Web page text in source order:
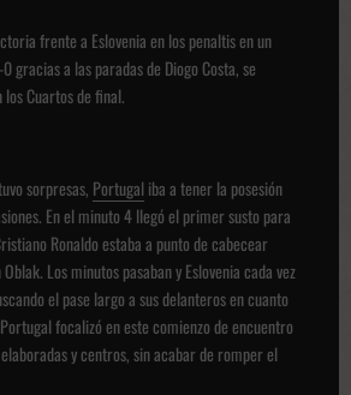
frente a Eslovenia en los penaltis en un
gracias a las paradas de Diogo Costa, se
Cuartos de final.
sorpresas, Portugaliba a tener la posesión
En el minuto 4 llegó el primer susto para
Ronaldo estaba a punto de cabecear
Los minutos pasaban y Eslovenia cada vez
el pase largo a sus delanteros en cuanto
focalizó en este comienzo de encuentro
y centros, sin acabar de romper el